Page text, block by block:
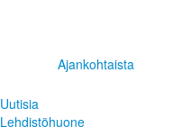
Ajankohtaista
Uutisia
Lehdistöhuone